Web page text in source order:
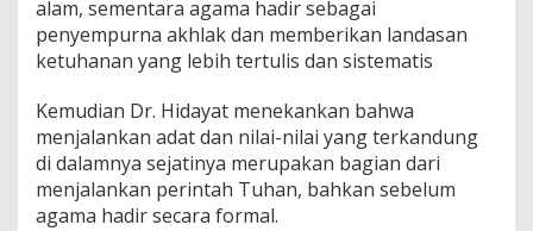
alam, sementara agama hadir sebagai
penyempurna akhlak dan memberikan landasan
ketuhanan yang lebih tertulis dan sistematis
Kemudian Dr. Hidayat menekankan bahwa
menjalankan adat dan nilai-nilai yang terkandung
di dalamnya sejatinya merupakan bagian dari
menjalankan perintah Tuhan, bahkan sebelum
agama hadir secara formal.